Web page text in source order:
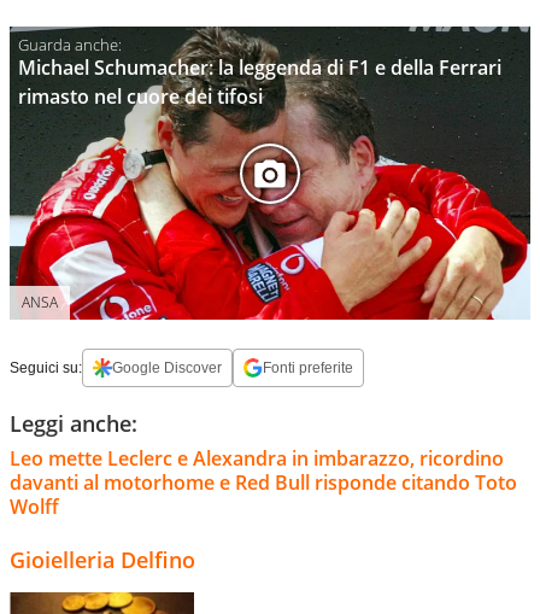
Michael Schumacher: la leggenda di F1 e della Ferrari
rimasto nel cuore dei tifosi
ANSA
Seguici su: Google Discover Fonti preferite
Leggi anche:
Leo mette Leclerc e Alexandra in imbarazzo, ricordino
davanti al motorhome e Red Bull risponde citando Toto
Wolff
Gioielleria Delfino